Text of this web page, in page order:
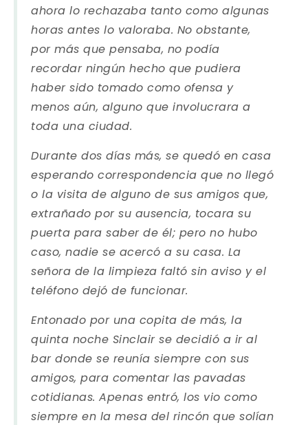
ahora lo rechazaba tanto como algunas
horas antes lo valoraba. No obstante,
por más que pensaba, no podía
recordar ningún hecho que pudiera
haber sido tomado como ofensa y
menos aún, alguno que involucrara a
toda una ciudad.
Durante dos días más, se quedó en casa
esperando correspondencia que no llegó
o la visita de alguno de sus amigos que,
extrañado por su ausencia, tocara su
puerta para saber de él; pero no hubo
caso, nadie se acercó a su casa. La
señora de la limpieza faltó sin aviso y el
teléfono dejó de funcionar.
Entonado por una copita de más, la
quinta noche Sinclair se decidió a ir al
bar donde se reunía siempre con sus
amigos, para comentar las pavadas
cotidianas. Apenas entró, los vio como
siempre en la mesa del rincón que solían